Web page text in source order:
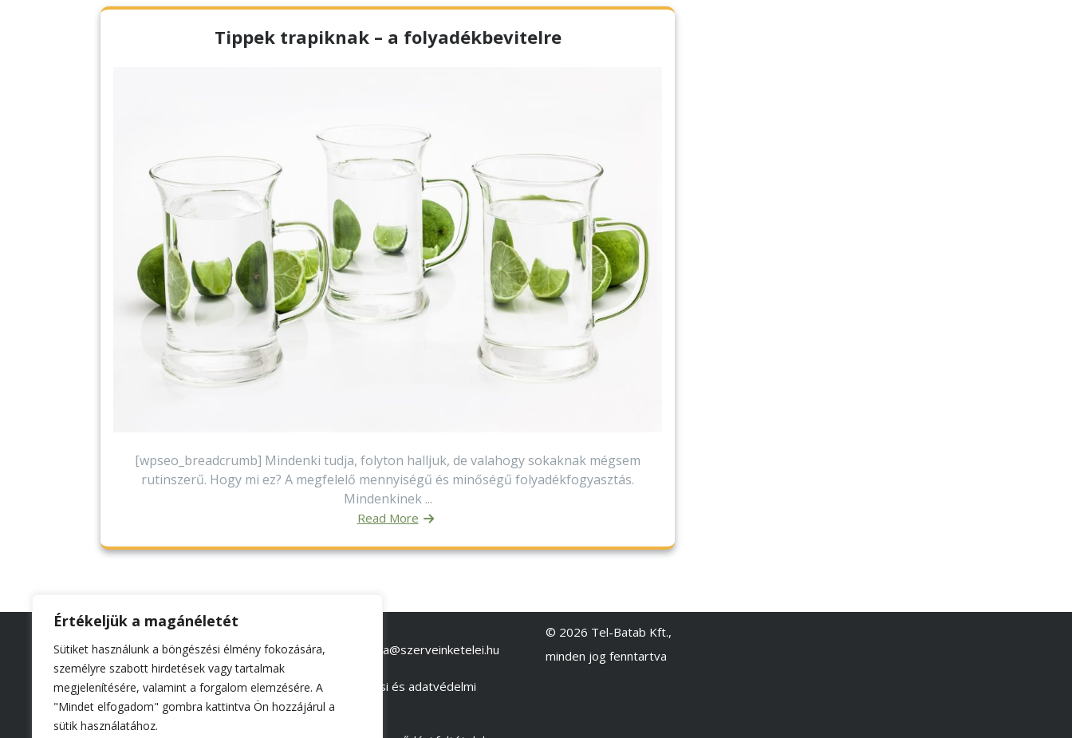
Értékeljük a magánéletét
Sütiket használunk a böngészési élmény fokozására,
személyre szabott hirdetések vagy tartalmak
megjelenítésére, valamint a forgalom elemzésére. A
"Mindet elfogadom" gombra kattintva Ön hozzájárul a
sütik használatához.
Tippek trapiknak – a folyadékbevitelre
[wpseo_breadcrumb] Mindenki tudja, folyton halljuk, de valahogy sokaknak mégsem
rutinszerű. Hogy mi ez? A megfelelő mennyiségű és minőségű folyadékfogyasztás.
Mindenkinek ...
Read More
zsibrita.kinga@szerveinketelei.hu
Adatkezelési és adatvédelmi
tájékoztató
© 2026 Tel-Batab Kft.,
minden jog fenntartva